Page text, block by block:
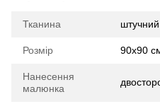
Тканина
Розмір 90х90
Нанесення
малюнка